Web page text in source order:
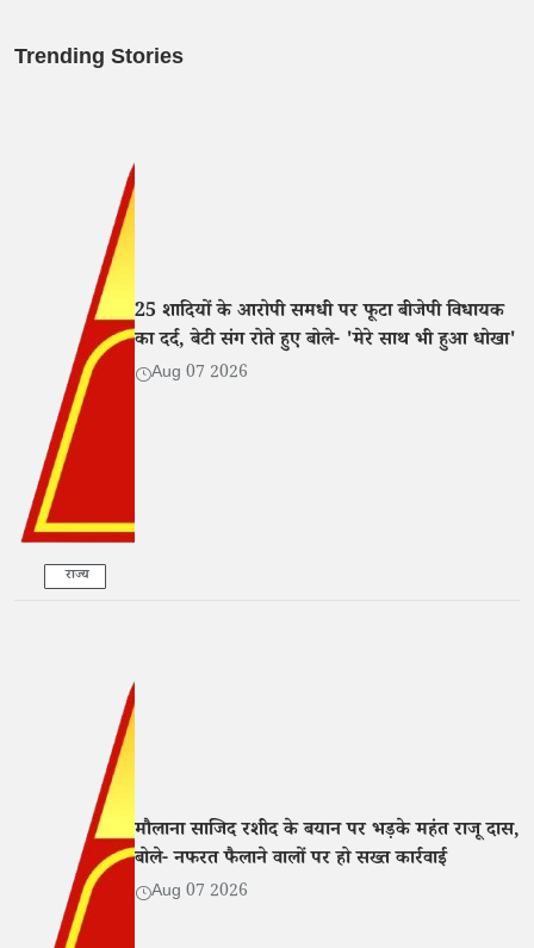
Trending Stories
राज्य
25 शादियों के आरोपी समधी पर फूटा बीजेपी विधायक
का दर्द, बेटी संग रोते हुए बोले- 'मेरे साथ भी हुआ धोखा'
Aug 07 2026
मौलाना साजिद रशीद के बयान पर भड़के महंत राजू दास,
बोले- नफरत फैलाने वालों पर हो सख्त कार्रवाई
Aug 07 2026